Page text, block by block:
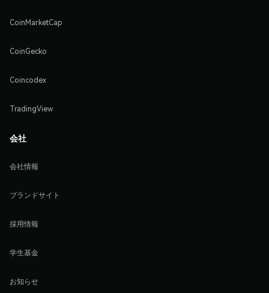
CoinMarketCap
CoinGecko
Coincodex
TradingView
会社
会社情報
ブランドサイト
採用情報
学生基金
お知らせ